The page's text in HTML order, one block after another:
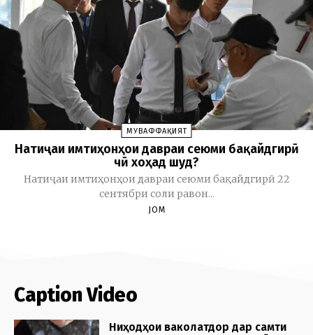
МУВАФФАҚИЯТ
Натиҷаи имтиҳонҳои давраи сеюми бақайдгирӣ
чӣ хоҳад шуд?
Натиҷаи имтиҳонҳои давраи сеюми бақайдгирӣ 22
сентябри соли равон...
JOM
Caption Video
Ниҳодҳои ваколатдор дар самти